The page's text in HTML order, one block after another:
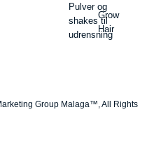
Pulver og
shakes til
udrensning
Grow
Hair
Group Malaga™, All Rights